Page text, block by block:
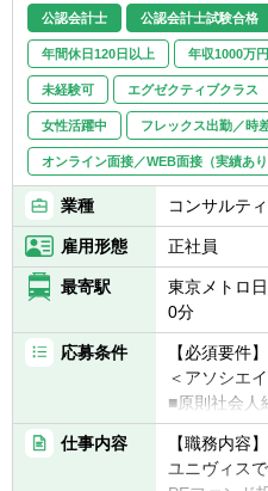
ェクトリー
が可能です。
■多様なバッ
⇒Big4監査法
グファーム
ンバーが在
互いの専門
解決に取り
公認会計士 公認会計士試験合格
年間休日120日以上 年収1000万
未経験可 エグゼクティブクラス
女性活躍中 フレックス出勤／時
オンライン面接／WEB面接（実績あり
業種 コンサルテ
雇用形態 正社員
最寄駅
東京メトロ
0分
応募条件
【必須要件】
＜アソシエ
■原則社会人
■コンサルテ
■一緒に会
味・関心
仕事内容
【職務内容】
ユニヴィス